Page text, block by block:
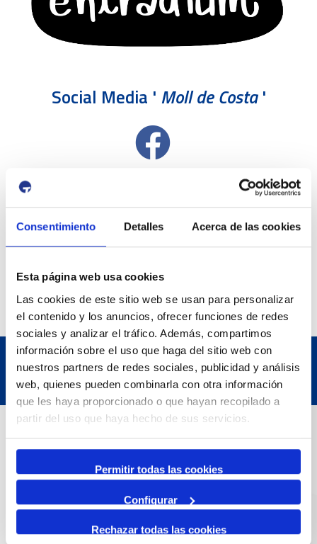
Consentimiento Detalles Acerca de las cookies
Esta página web usa cookies
Las cookies de este sitio web se usan para personalizar
el contenido y los anuncios, ofrecer funciones de redes
sociales y analizar el tráfico. Además, compartimos
información sobre el uso que haga del sitio web con
nuestros partners de redes sociales, publicidad y análisis
web, quienes pueden combinarla con otra información
que les haya proporcionado o que hayan recopilado a
partir del uso que haya hecho de sus servicios.
Permitir todas las cookies
Configurar
Rechazar todas las cookies
Social Media ' Moll de Costa'
Contact
Adreça
Passeig de l'Escullera s/n, 43004 Tarragona
Contact number